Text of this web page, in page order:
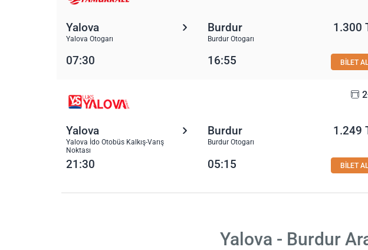
Yalova
Yalova Otogarı
Burdur
Burdur Otogarı
1.300
07:30 16:55 BİLET AL
Yalova
Yalova İdo Otobüs Kalkış-Varış
Noktası
Burdur
Burdur Otogarı
1.249
21:30 05:15 BİLET AL
Yalova - Burdur